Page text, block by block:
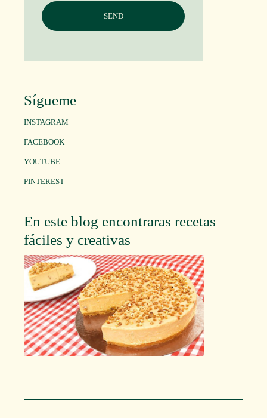
Sígueme
INSTAGRAM
FACEBOOK
YOUTUBE
PINTEREST
En este blog encontraras recetas
fáciles y creativas